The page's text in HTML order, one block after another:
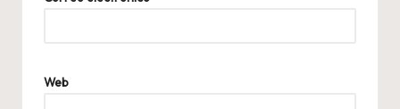
Web